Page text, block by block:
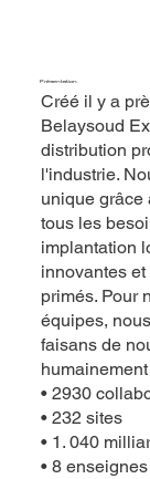
Présentation
Créé il y a
Belaysoud
distribution
l'industrie.
unique grâce
tous les
implantation
innovantes
primés. Pour
équipes,
faisans de
• 2930
• 232 sites
• 1. 040
• 8